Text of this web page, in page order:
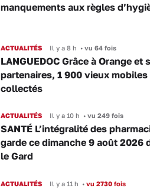
manquements aux règles
ACTUALITÉS Il y a 8 h •vu 64 fois
LANGUEDOC Grâce à Orange et
partenaires, 1 900 vieux mobiles
collectés
ACTUALITÉS Il y a 10 h •vu 249 fois
SANTÉ L’intégralité des
garde ce dimanche 9 août 2026
le Gard
ACTUALITÉS Il y a 11 h •vu 2730 fois